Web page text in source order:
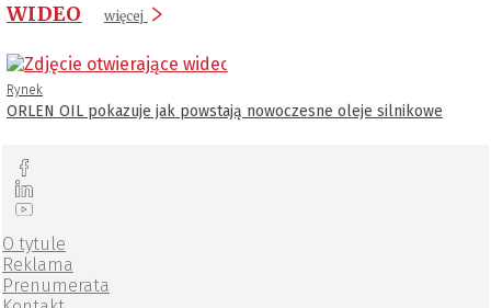
WIDEO więcej
Rynek
ORLEN OIL pokazuje jak powstają nowoczesne oleje silnikowe
O tytule
Reklama
Prenumerata